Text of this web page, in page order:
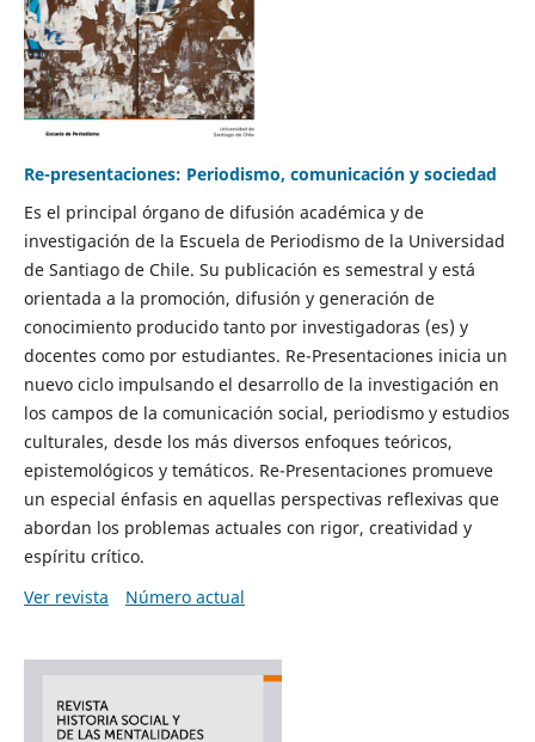
Re-presentaciones: Periodismo, comunicación y sociedad
Es el principal órgano de difusión académica y de
investigación de la Escuela de Periodismo de la Universidad
de Santiago de Chile. Su publicación es semestral y está
orientada a la promoción, difusión y generación de
conocimiento producido tanto por investigadoras (es) y
docentes como por estudiantes. Re-Presentaciones inicia un
nuevo ciclo impulsando el desarrollo de la investigación en
los campos de la comunicación social, periodismo y estudios
culturales, desde los más diversos enfoques teóricos,
epistemológicos y temáticos. Re-Presentaciones promueve
un especial énfasis en aquellas perspectivas reflexivas que
abordan los problemas actuales con rigor, creatividad y
espíritu crítico.
Ver revista
Número actual